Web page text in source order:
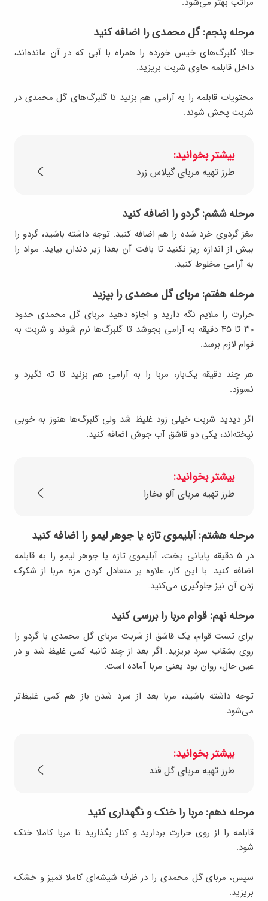
مرحله پنجم: گل محمدی را اضافه کنید
حالا گلبرگ‌های خیس خورده را همراه با آبی که در آن مانده‌اند،
داخل قابلمه حاوی شربت بریزید.
محتویات قابلمه را به آرامی هم بزنید تا گلبرگ‌های گل محمدی در
شربت پخش شوند.
بیشتر بخوانید:
طرز تهیه مربای گیلاس زرد
مرحله ششم: گردو را اضافه کنید
مغز گردوی خرد شده را هم اضافه کنید. توجه داشته باشید، گردو را
بیش از اندازه ریز نکنید تا بافت آن بعدا زیر دندان بیاید. مواد را
به آرامی مخلوط کنید.
مرحله هفتم: مربای گل محمدی را بپزید
حرارت را ملایم نگه دارید و اجازه دهید مربای گل محمدی حدود
۳۰ تا ۴۵ دقیقه به آرامی بجوشد تا گلبرگ‌ها نرم شوند و شربت به
قوام لازم برسد.
هر چند دقیقه یک‌بار، مربا را به آرامی هم بزنید تا ته نگیرد و
نسوزد.
اگر دیدید شربت خیلی زود غلیظ شد ولی گلبرگ‌ها هنوز به خوبی
نپخته‌اند، یکی دو قاشق آب جوش اضافه کنید.
بیشتر بخوانید:
طرز تهیه مربای آلو بخارا
مرحله هشتم: آبلیموی تازه یا جوهر لیمو را اضافه کنید
در ۵ دقیقه پایانی پخت، آبلیموی تازه یا جوهر لیمو را به قابلمه
اضافه کنید. با این کار، علاوه بر متعادل کردن مزه مربا از شکرک
زدن آن نیز جلوگیری می‌کنید.
مرحله نهم: قوام مربا را بررسی کنید
برای تست قوام، یک قاشق از شربت مربای گل محمدی با گردو را
روی بشقاب سرد بریزید. اگر بعد از چند ثانیه کمی غلیظ شد و در
عین حال، روان بود یعنی مربا آماده است.
توجه داشته باشید، مربا بعد از سرد شدن باز هم کمی غلیظ‌تر
می‌شود.
بیشتر بخوانید:
طرز تهیه مربای گل قند
مرحله دهم: مربا را خنک و نگهداری کنید
قابلمه را از روی حرارت بردارید و کنار بگذارید تا مربا کاملا خنک
شود.
سپس، مربای گل محمدی را در ظرف شیشه‌ای کاملا تمیز و خشک
بریزید.